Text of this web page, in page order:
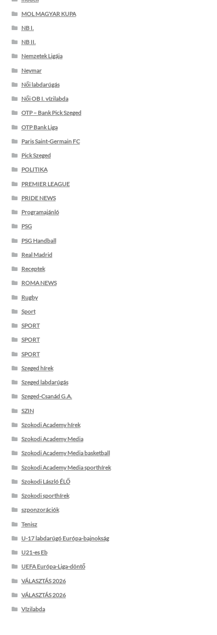
MOL MAGYAR KUPA
NB I.
NB II.
Nemzetek Ligája
Neymar
Női labdarúgás
Női OB I. vízilabda
OTP – Bank Pick Szeged
OTP Bank Liga
Paris Saint-Germain FC
Pick Szeged
POLITIKA
PREMIER LEAGUE
PRIDE NEWS
Programajánló
PSG
PSG Handball
Real Madrid
Receptek
ROMA NEWS
Rugby
Sport
SPORT
SPORT
SPORT
Szeged hírek
Szeged labdarúgás
Szeged-Csanád G.A.
SZIN
Szokodi Academy hírek
Szokodi Academy Media
Szokodi Academy Media basketball
Szokodi Academy Media sporthírek
Szokodi László ÉLŐ
Szokodi sporthírek
szponzorációk
Tenisz
U-17 labdarúgó Európa-bajnokság
U21-es Eb
UEFA Európa-Liga-döntő
VÁLASZTÁS 2026
VÁLASZTÁS 2026
Vízilabda